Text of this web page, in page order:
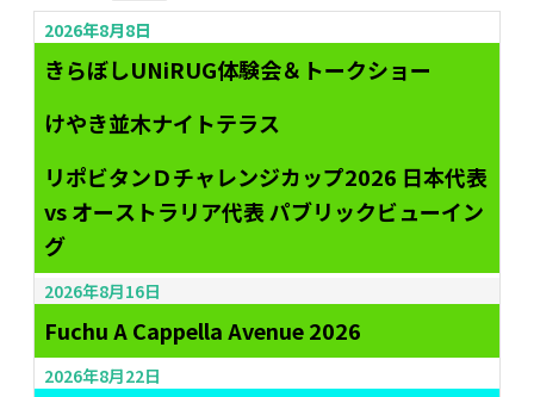
2026年8月8日
きらぼしUNiRUG体験会＆トークショー
けやき並木ナイトテラス
リポビタンＤチャレンジカップ2026 日本代表
vs オーストラリア代表 パブリックビューイン
グ
2026年8月16日
Fuchu A Cappella Avenue 2026
2026年8月22日